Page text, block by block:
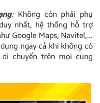
:Không còn phải phụ
nhất, hệ thống hỗ trợ
Google Maps, Navitel,…
ngay cả khi không có
chuyển trên mọi cung